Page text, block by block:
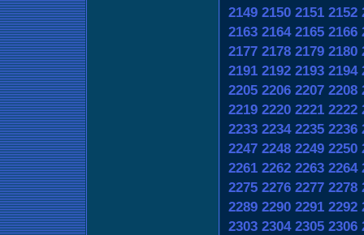
2149 2150 2151 2152
2163 2164 2165 2166
2177 2178 2179 2180
2191 2192 2193 2194
2205 2206 2207 2208
2219 2220 2221 2222
2233 2234 2235 2236
2247 2248 2249 2250
2261 2262 2263 2264
2275 2276 2277 2278
2289 2290 2291 2292
2303 2304 2305 2306